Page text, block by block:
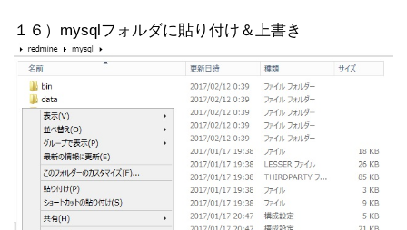
１６）mysqlフォルダに貼り付け＆上書き